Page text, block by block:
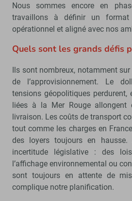
Nous sommes encore en
travaillons à définir un
opérationnel et aligné avec nos
Quels sont les grands défis
Ils sont nombreux, notamment
de l’approvisionnement. Le
tensions géopolitiques perdurent,
liées à la Mer Rouge allongent
livraison. Les coûts de transport
tout comme les charges en
des loyers toujours en hausse.
incertitude législative : des
l’affichage environnemental ou
sont toujours en attente de
complique notre planification.